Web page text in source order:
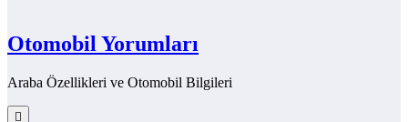
Otomobil Yorumları
Araba Özellikleri ve Otomobil Bilgileri